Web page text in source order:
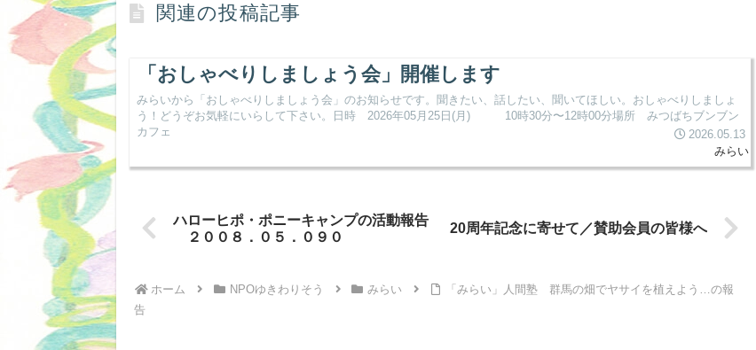
関連の投稿記事
「おしゃべりしましょう会」開催します
みらいから「おしゃべりしましょう会」のお知らせです。聞きたい、話したい、聞いてほしい。おしゃべりしましょ
う！どうぞお気軽にいらして下さい。日時 2026年05月25日(月) 10時30分〜12時00分場所 みつばちブンブン
カフェ
2026.05.13
みらい
ハローヒポ・ポニーキャンプの活動報告
２００８．０５．０９０
20周年記念に寄せて／賛助会員の皆様へ
ホーム NPOゆきわりそう みらい
「みらい」人間塾 群馬の畑でヤサイを植えよう…の報
告